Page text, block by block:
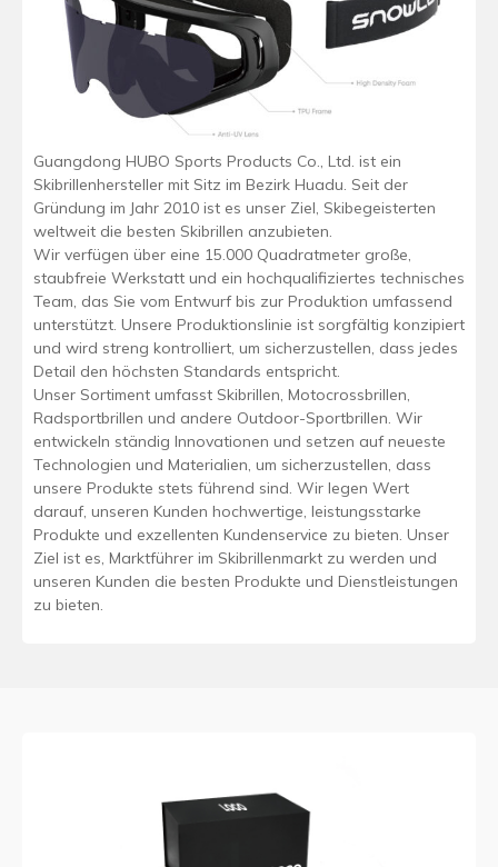
Guangdong HUBO Sports Products Co., Ltd. ist ein
Skibrillenhersteller mit Sitz im Bezirk Huadu. Seit der
Gründung im Jahr 2010 ist es unser Ziel, Skibegeisterten
weltweit die besten Skibrillen anzubieten.
Wir verfügen über eine 15.000 Quadratmeter große,
staubfreie Werkstatt und ein hochqualifiziertes technisches
Team, das Sie vom Entwurf bis zur Produktion umfassend
unterstützt. Unsere Produktionslinie ist sorgfältig konzipiert
und wird streng kontrolliert, um sicherzustellen, dass jedes
Detail den höchsten Standards entspricht.
Unser Sortiment umfasst Skibrillen, Motocrossbrillen,
Radsportbrillen und andere Outdoor-Sportbrillen. Wir
entwickeln ständig Innovationen und setzen auf neueste
Technologien und Materialien, um sicherzustellen, dass
unsere Produkte stets führend sind. Wir legen Wert
darauf, unseren Kunden hochwertige, leistungsstarke
Produkte und exzellenten Kundenservice zu bieten. Unser
Ziel ist es, Marktführer im Skibrillenmarkt zu werden und
unseren Kunden die besten Produkte und Dienstleistungen
zu bieten.